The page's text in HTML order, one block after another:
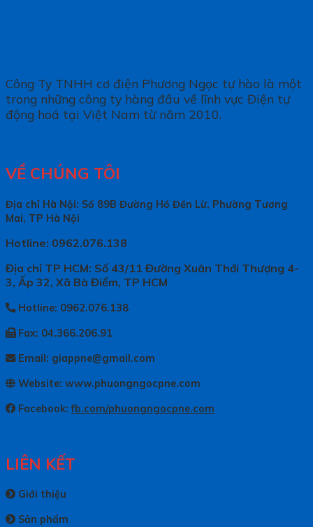
Công Ty TNHH cơ điện Phương Ngọc tự hào là một
trong những công ty hàng đầu về lĩnh vực Điện tự
động hoá tại Việt Nam từ năm 2010.
VỀ CHÚNG TÔI
Địa chỉ Hà Nội: Số 89B Đường Hồ Đền Lừ, Phường Tương
Mai, TP Hà Nội
Hotline: 0962.076.138
Địa chỉ TP HCM: Số 43/11 Đường Xuân Thới Thượng 4-
3, Ấp 32, Xã Bà Điểm, TP HCM
Hotline: 0962.076.138
Fax: 04.366.206.91
Email: giappne@gmail.com
Website: www.phuongngocpne.com
Facebook:fb.com/phuongngocpne.com
LIÊN KẾT
Giới thiệu
Sản phẩm